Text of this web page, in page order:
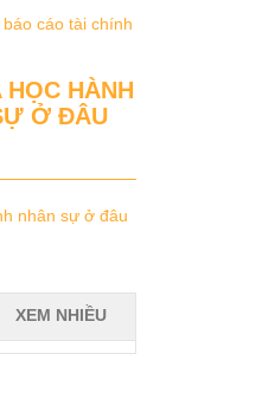
HỌC HÀNH
Ở ĐÂU
XEM NHIỀU